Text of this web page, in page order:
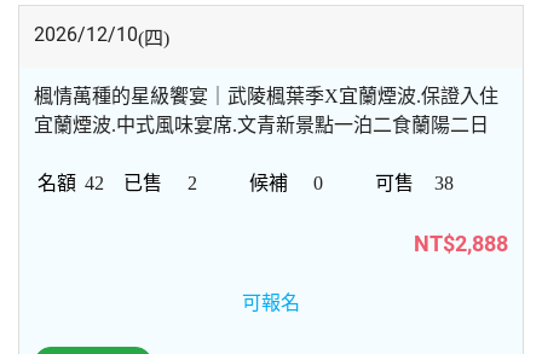
2026/12/10(四)
楓情萬種的星級饗宴｜武陵楓葉季X宜蘭煙波.保證入住
宜蘭煙波.中式風味宴席.文青新景點一泊二食蘭陽二日
42 2 0 38
NT$2,888
可報名